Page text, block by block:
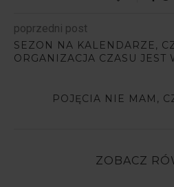
poprzedni post
SEZON NA KALENDARZE,
ORGANIZACJA CZASU JEST
POJĘCIA NIE MAM,
ZOBACZ